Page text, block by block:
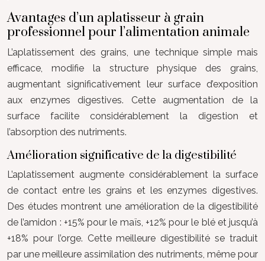
Avantages d’un aplatisseur à grain
professionnel pour l’alimentation animale
L’aplatissement des grains, une technique simple mais
efficace, modifie la structure physique des grains,
augmentant significativement leur surface d’exposition
aux enzymes digestives. Cette augmentation de la
surface facilite considérablement la digestion et
l’absorption des nutriments.
Amélioration significative de la digestibilité
L’aplatissement augmente considérablement la surface
de contact entre les grains et les enzymes digestives.
Des études montrent une amélioration de la digestibilité
de l’amidon : +15% pour le maïs, +12% pour le blé et jusqu’à
+18% pour l’orge. Cette meilleure digestibilité se traduit
par une meilleure assimilation des nutriments, même pour